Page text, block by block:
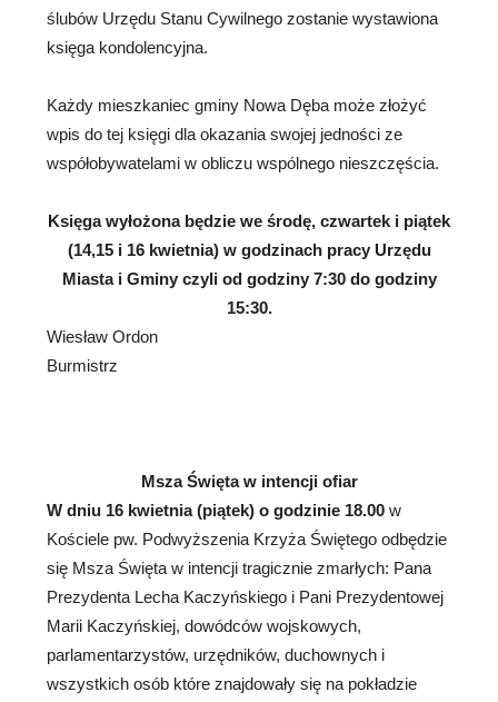
ślubów Urzędu Stanu Cywilnego zostanie wystawiona
księga kondolencyjna.
Każdy mieszkaniec gminy Nowa Dęba może złożyć
wpis do tej księgi dla okazania swojej jedności ze
współobywatelami w obliczu wspólnego nieszczęścia.
Księga wyłożona będzie we środę, czwartek i piątek
(14,15 i 16 kwietnia) w godzinach pracy Urzędu
Miasta i Gminy czyli od godziny 7:30 do godziny
15:30.
Wiesław Ordon
Burmistrz
Msza Święta w intencji ofiar
W dniu 16 kwietnia (piątek) o godzinie 18.00 w
Kościele pw. Podwyższenia Krzyża Świętego odbędzie
się Msza Święta w intencji tragicznie zmarłych: Pana
Prezydenta Lecha Kaczyńskiego i Pani Prezydentowej
Marii Kaczyńskiej, dowódców wojskowych,
parlamentarzystów, urzędników, duchownych i
wszystkich osób które znajdowały się na pokładzie